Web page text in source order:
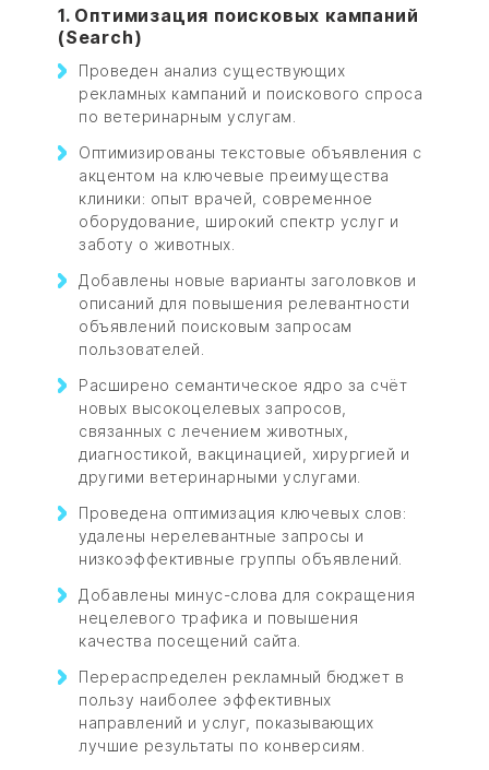
1. Оптимизация поисковых кампаний
(Search)
Проведен анализ существующих
рекламных кампаний и поискового спроса
по ветеринарным услугам.
Оптимизированы текстовые объявления с
акцентом на ключевые преимущества
клиники: опыт врачей, современное
оборудование, широкий спектр услуг и
заботу о животных.
Добавлены новые варианты заголовков и
описаний для повышения релевантности
объявлений поисковым запросам
пользователей.
Расширено семантическое ядро за счёт
новых высокоцелевых запросов,
связанных с лечением животных,
диагностикой, вакцинацией, хирургией и
другими ветеринарными услугами.
Проведена оптимизация ключевых слов:
удалены нерелевантные запросы и
низкоэффективные группы объявлений.
Добавлены минус-слова для сокращения
нецелевого трафика и повышения
качества посещений сайта.
Перераспределен рекламный бюджет в
пользу наиболее эффективных
направлений и услуг, показывающих
лучшие результаты по конверсиям.